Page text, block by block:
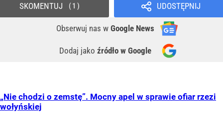
UDOSTĘPNIJ
Obserwuj nas w Google News
Dodaj jako źródło w Google
SKOMENTUJ 1
„Nie chodzi o zemstę”. Mocny apel w sprawie ofiar rzezi
wołyńskiej